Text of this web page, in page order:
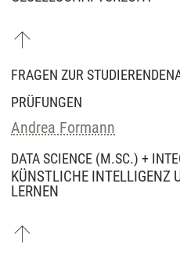
FRAGEN ZUR
PRÜFUNGEN
Andrea Formann
DATA SCIENCE (M.SC.) +
KÜNSTLICHE INTELLIGENZ
LERNEN